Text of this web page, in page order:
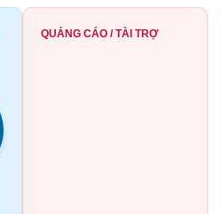
QUẢNG CÁO / TÀI TRỢ